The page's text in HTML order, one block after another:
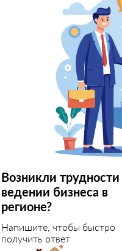
Возникли
ведении бизнеса в
регионе?
Напишите, чтобы быстро
получить ответ